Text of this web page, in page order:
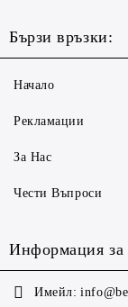
Бързи връзки:
Начало
Рекламации
За Нас
Чести Въпроси
Информация за
Имейл: